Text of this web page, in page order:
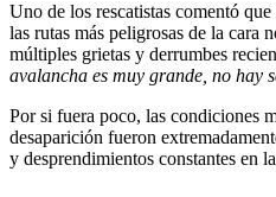
Uno de los rescatistas comentó
las rutas más peligrosas de la cara
múltiples grietas y derrumbes
avalancha es muy grande, no hay
Por si fuera poco, las condiciones
desaparición fueron
y desprendimientos constantes en